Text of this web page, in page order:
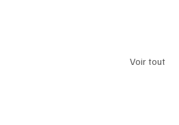
Voir tout